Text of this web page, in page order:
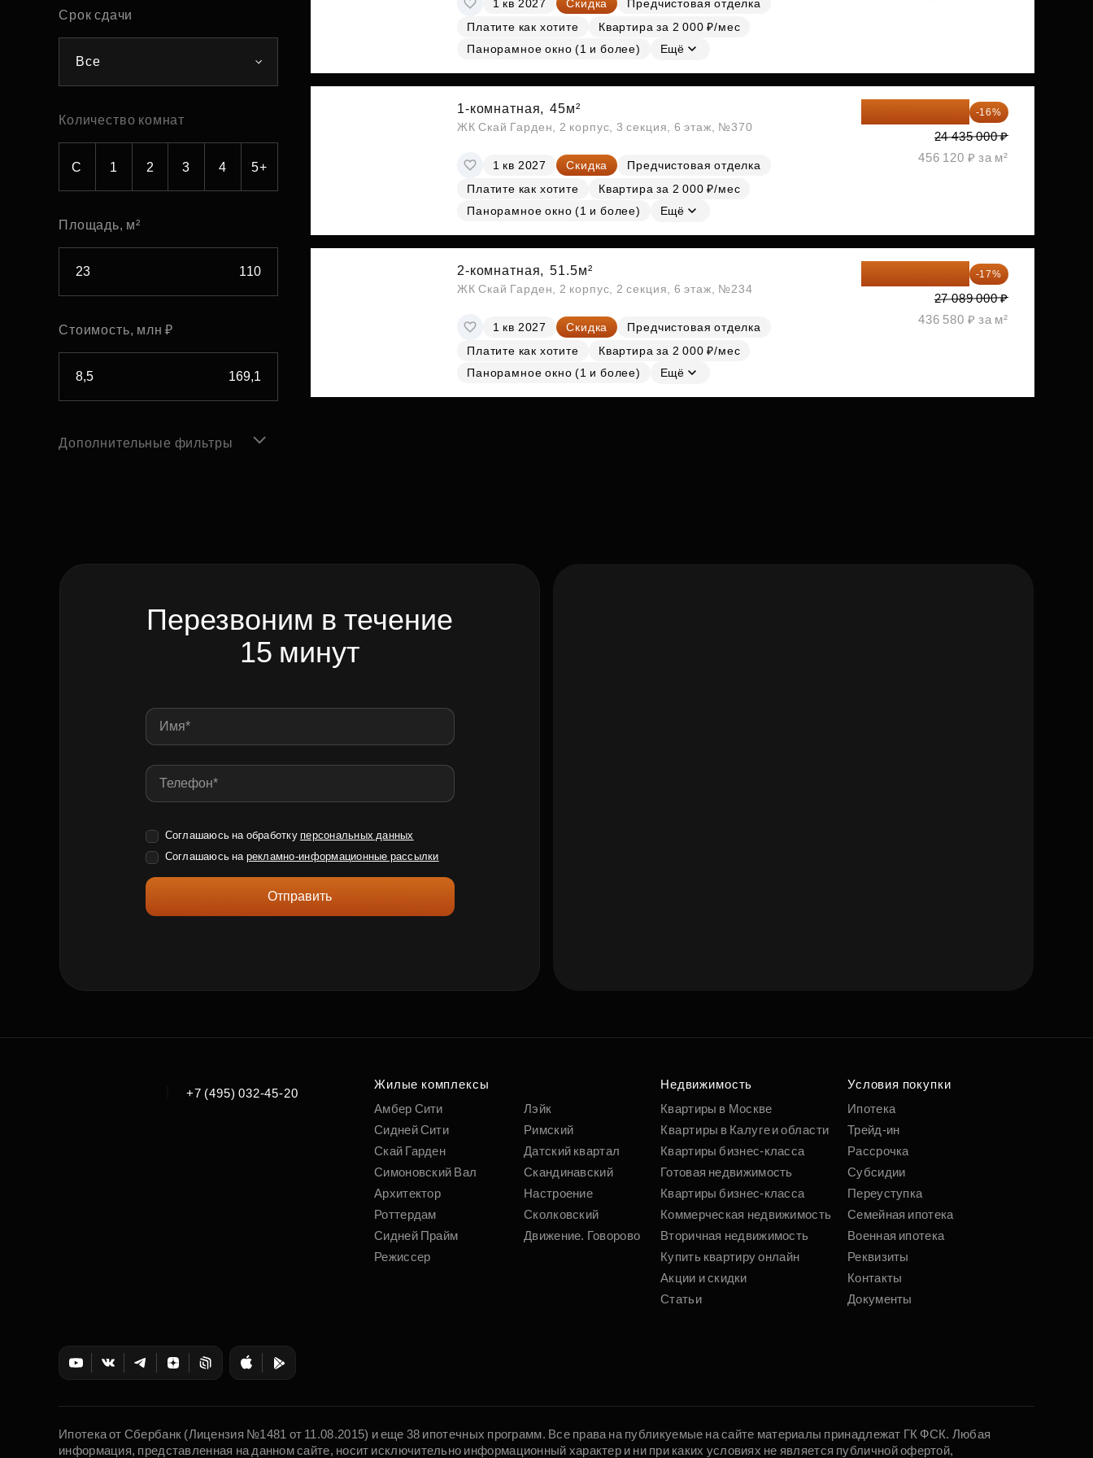
Рефинансирование
Субсидии
Срок сдачи
Все
Количество комнат
С 1 2 3 4 5+
Площадь, м²
Стоимость, млн ₽
Дополнительные фильтры
1 кв 2027 Скидка
Предчистовая отделка
Платите как хотите
Квартира за 2 000 ₽/мес
Панорамное окно (1 и более)
Ещё
1-комнатная, 45м²
ЖК Скай Гарден, 2 корпус, 3 секция, 6 этаж, №370
1 кв 2027 Скидка
Предчистовая отделка
Платите как хотите
Квартира за 2 000 ₽/мес
Панорамное окно (1 и более)
Ещё
-16%
24 435 000 ₽
456 120 ₽ за м²
2-комнатная, 51.5м²
ЖК Скай Гарден, 2 корпус, 2 секция, 6 этаж, №234
1 кв 2027 Скидка
Предчистовая отделка
Платите как хотите
Квартира за 2 000 ₽/мес
Панорамное окно (1 и более)
Ещё
-17%
27 089 000 ₽
436 580 ₽ за м²
Перезвоним в течение
15 минут
Соглашаюсь на обработку персональных данных
Соглашаюсь на рекламно-информационные рассылки
Отправить
+7 (495) 032-45-20
Жилые комплексы
Амбер Сити
Сидней Сити
Скай Гарден
Симоновский Вал
Архитектор
Роттердам
Сидней Прайм
Режиссер
Лэйк
Римский
Датский квартал
Скандинавский
Настроение
Сколковский
Движение. Говорово
Недвижимость
Квартиры в Москве
Квартиры в Калуге и области
Квартиры бизнес-класса
Готовая недвижимость
Квартиры бизнес-класса
Коммерческая недвижимость
Вторичная недвижимость
Купить квартиру онлайн
Акции и скидки
Статьи
Условия покупки
Ипотека
Трейд-ин
Рассрочка
Субсидии
Переуступка
Семейная ипотека
Военная ипотека
Реквизиты
Контакты
Документы
Ипотека от Сбербанк (Лицензия №1481 от 11.08.2015) и еще 38 ипотечных программ. Все права на публикуемые на сайте материалы принадлежат ГК ФСК. Любая
информация, представленная на данном сайте, носит исключительно информационный характер и ни при каких условиях не является публичной офертой,